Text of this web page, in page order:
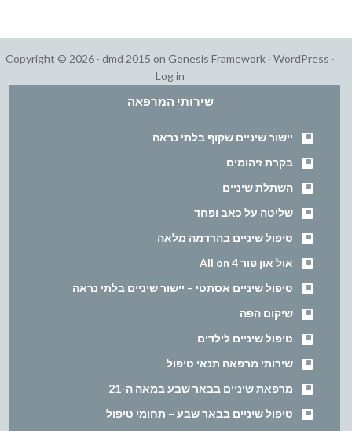
Copyright © 2026 · dmd 2015 on Genesis Framework · WordPress ·
Log in
שירותי המרפאה
יישור שיניים שקוף בלתי נראה
בקרת זיהומים
השתלת שיניים
שליטה על כאב ופחד
טיפול שיניים בהרדמה מלאה
אול און פור All on 4
טיפול שיניים אסתטי – יישור שיניים בלתי נראה
שיקום הפה
טיפול שיניים לילדים
שירותי מרפאה תנאי טיפול
מרפאת שיניים בבאר שבע במאה ה-21
טיפול שיניים בבאר שבע – תחומי טיפול